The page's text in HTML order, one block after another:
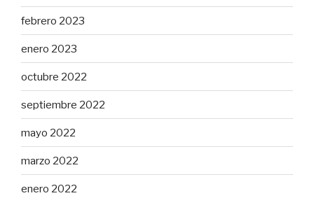
febrero 2023
enero 2023
octubre 2022
septiembre 2022
mayo 2022
marzo 2022
enero 2022